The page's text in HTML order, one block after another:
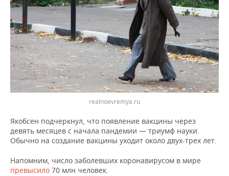
ХОККЕЙ С МЯЧОМ
ПРОИСШЕСТВИЯ
realnoevremya.ru
Якобсен подчеркнул, что появление вакцины через
девять месяцев с начала пандемии — триумф науки.
Обычно на создание вакцины уходит около двух-трех лет.
Напомним, число заболевших коронавирусом в мире
превысило 70 млн человек.